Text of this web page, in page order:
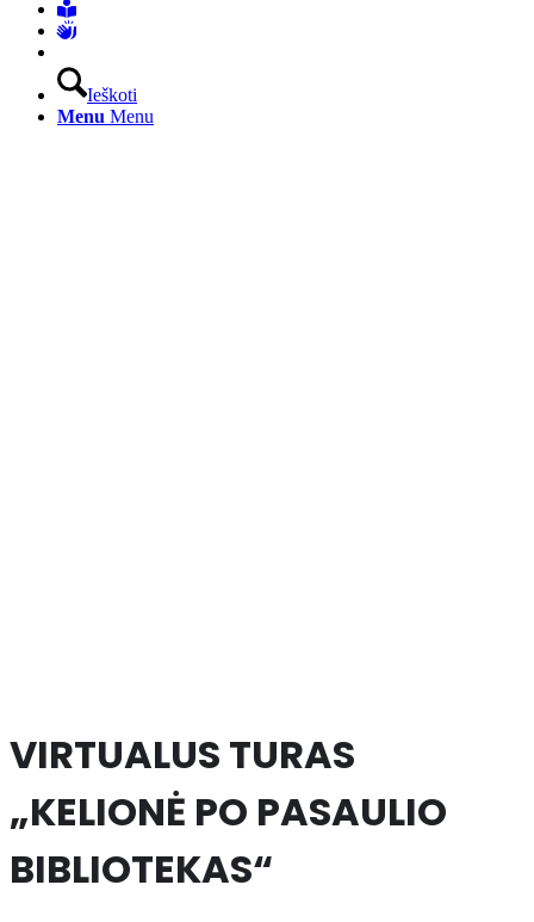
Ieškoti
Menu Menu
VIRTUALUS TURAS
„KELIONĖ PO PASAULIO
BIBLIOTEKAS“